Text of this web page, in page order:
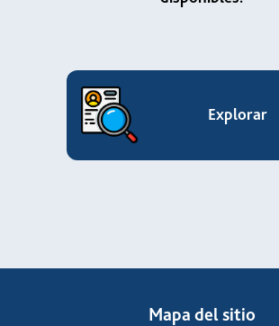
Explorar
Mapa del sitio